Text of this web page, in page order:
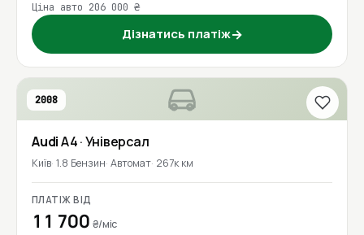
Ціна авто 206 000 ₴
Дізнатись платіж→
2008
AudiA4· Універсал
Київ 1.8 Бензин Автомат 267к км
ПЛАТІЖ ВІД
11 700 ₴/міс